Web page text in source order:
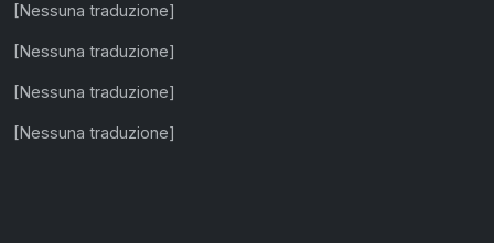
[Nessuna traduzione]
[Nessuna traduzione]
[Nessuna traduzione]
[Nessuna traduzione]